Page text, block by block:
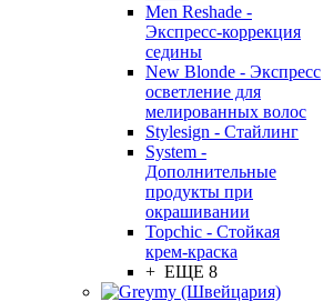
Men Reshade -
Экспресс-коррекция
седины
New Blonde - Экспресс
осветление для
мелированных волос
Stylesign - Стайлинг
System -
Дополнительные
продукты при
окрашивании
Topchic - Стойкая
крем-краска
+ ЕЩЕ 8